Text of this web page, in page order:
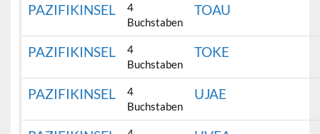
PAZIFIKINSEL
4
Buchstaben
TOAU
PAZIFIKINSEL
4
Buchstaben
TOKE
PAZIFIKINSEL
4
Buchstaben
UJAE